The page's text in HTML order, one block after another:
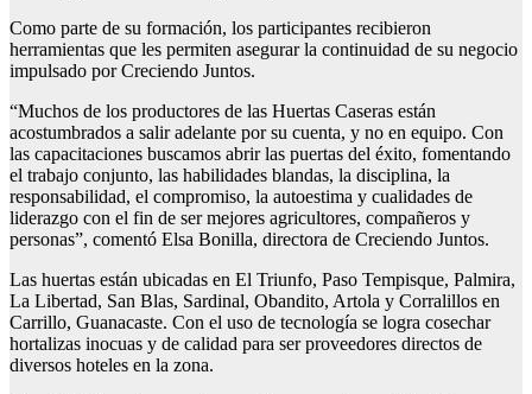
Como parte de su formación, los participantes recibieron
herramientas que les permiten asegurar la continuidad de su negocio
impulsado por Creciendo Juntos.
“Muchos de los productores de las Huertas Caseras están
acostumbrados a salir adelante por su cuenta, y no en equipo. Con
las capacitaciones buscamos abrir las puertas del éxito, fomentando
el trabajo conjunto, las habilidades blandas, la disciplina, la
responsabilidad, el compromiso, la autoestima y cualidades de
liderazgo con el fin de ser mejores agricultores, compañeros y
personas”, comentó Elsa Bonilla, directora de Creciendo Juntos.
Las huertas están ubicadas en El Triunfo, Paso Tempisque, Palmira,
La Libertad, San Blas, Sardinal, Obandito, Artola y Corralillos en
Carrillo, Guanacaste. Con el uso de tecnología se logra cosechar
hortalizas inocuas y de calidad para ser proveedores directos de
diversos hoteles en la zona.